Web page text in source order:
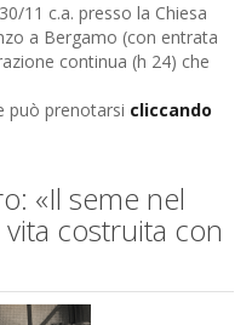
11 c.a. presso la Chiesa
a Bergamo (con entrata
continua (h 24) che
può prenotarsi cliccando
«Il seme nel
costruita con